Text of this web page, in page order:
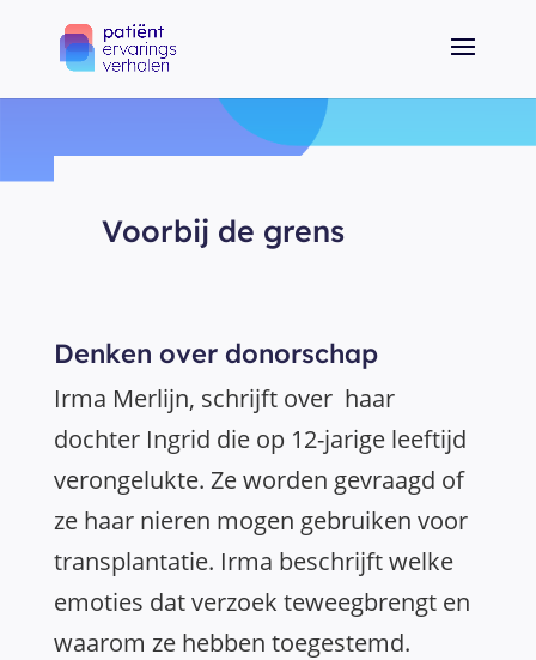
Voorbij de grens
Denken over donorschap
Irma Merlijn, schrijft over haar
dochter Ingrid die op 12-jarige leeftijd
verongelukte. Ze worden gevraagd of
ze haar nieren mogen gebruiken voor
transplantatie. Irma beschrijft welke
emoties dat verzoek teweegbrengt en
waarom ze hebben toegestemd.